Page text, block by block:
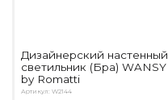
Дизайнерский настенный
светильник (Бра) WANSY
by Romatti
Артикул: W2144